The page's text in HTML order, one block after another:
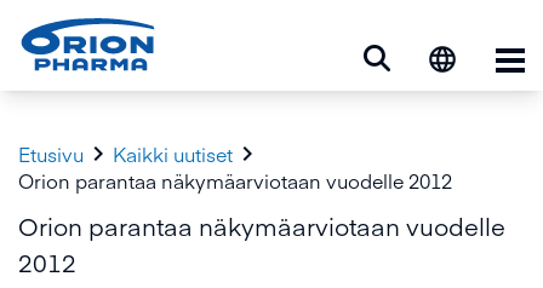
Etusivu  Kaikki uutiset 
Orion parantaa näkymäarviotaan vuodelle 2012
Orion parantaa näkymäarviotaan vuodelle
2012